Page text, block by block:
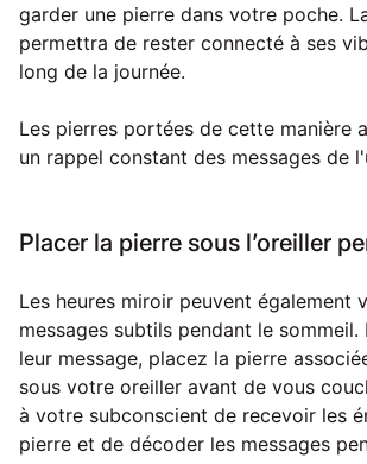
garder une pierre dans votre poche.
permettra de rester connecté à ses
long de la journée.
Les pierres portées de cette manière
un rappel constant des messages de
Placer la pierre sous l’oreiller
Les heures miroir peuvent également
messages subtils pendant le
leur message, placez la pierre
sous votre oreiller avant de vous
à votre subconscient de recevoir les
pierre et de décoder les messages